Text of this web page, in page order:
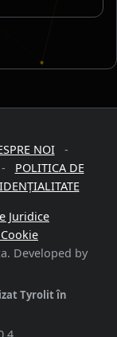
NOI-
POLITICA DE
Juridice
Developed by
Tyrolit în